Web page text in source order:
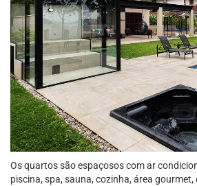
Os quartos são espaçosos com ar
piscina, spa, sauna, cozinha, área